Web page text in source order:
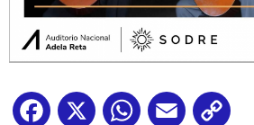
Facebook
X WhatsApp
Email